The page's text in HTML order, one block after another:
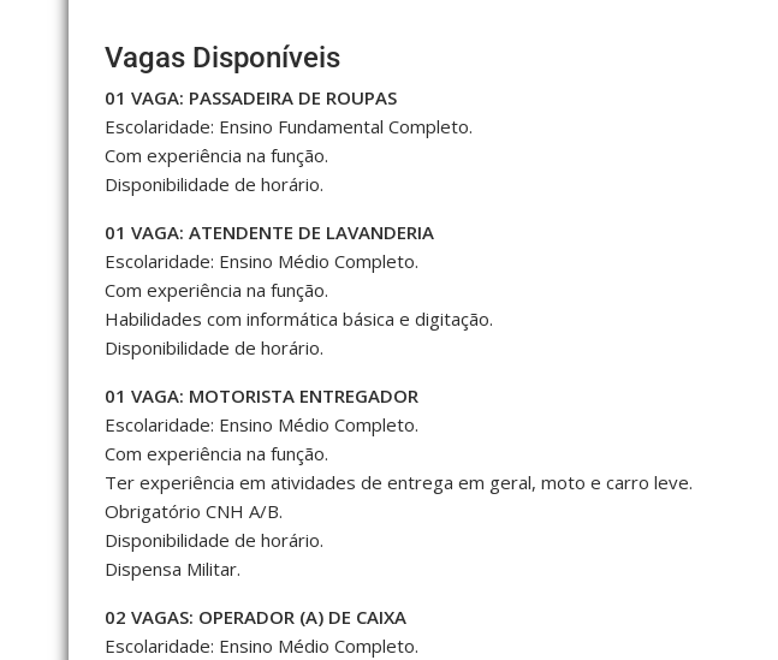
Vagas Disponíveis
01 VAGA: PASSADEIRA DE ROUPAS
Escolaridade: Ensino Fundamental Completo.
Com experiência na função.
Disponibilidade de horário.
01 VAGA: ATENDENTE DE LAVANDERIA
Escolaridade: Ensino Médio Completo.
Com experiência na função.
Habilidades com informática básica e digitação.
Disponibilidade de horário.
01 VAGA: MOTORISTA ENTREGADOR
Escolaridade: Ensino Médio Completo.
Com experiência na função.
Ter experiência em atividades de entrega em geral, moto e carro leve.
Obrigatório CNH A/B.
Disponibilidade de horário.
Dispensa Militar.
02 VAGAS: OPERADOR (A) DE CAIXA
Escolaridade: Ensino Médio Completo.